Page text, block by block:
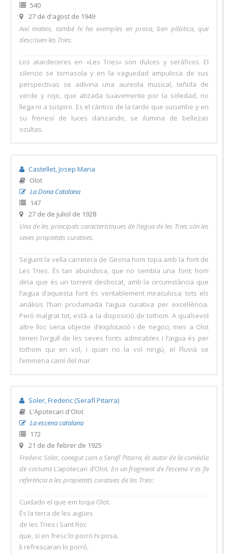
540
27 de d'agost de 1949
Així mateix, també hi ha exemples en prosa, ben plàstica, que
descriuen les Tries:
Los atardeceres en «Les Tries» son dulces y seráficos. El
silencio se tornasola y en la vaguedad ampulosa de sus
perspectivas se adivina una aureola musical, teñida de
verde y rojo, que atizada suavemente por la soledad, no
llega ni a suspiro. Es el cántico de la tarde que sucumbe y en
su frenesí de luces danzando, se ilumina de bellezas
ocultas.
Castellet, Josep Maria
Olot
La Dona Catalana
147
27 de de juliol de 1928
Una de les principals característiques de l’aigua de les Tries són les
seves propietats curatives.
Seguint la vella carretera de Girona hom topa amb la font de
Les Tries. És tan abundosa, que no sembla una font; hom
diria que és un torrent desbocat, amb la circumstància que
l’aigua d’aquesta font és veritablement miraculosa; tots els
anàlisis l’han proclamada l’aigua curativa per excel·lència.
Però malgrat tot, està a la disposició de tothom. A qualsevol
altre lloc seria objecte d’explotació i de negoci, mes a Olot
tenen l’orgull de les seves fonts admirables i l’aigua és per
tothom qui en vol, i quan no la vol ningú, el Fluvià se
l’emmena camí del mar.
Soler, Frederic (Serafí Pitarra)
L'Apotecari d'Olot
La escena catalana
172
21 de de febrer de 1925
Frederic Soler, conegut com a Serafí Pitarra, és autor de la comèdia
de costums L’apotecari d’Olot. En un fragment de l’escena V es fa
referència a les propietats curatives de les Tries:
Cuidado el que em toqui Olot.
És la terra de les aigües
de les Tries i Sant Roc
que, si en fresc lo porró hi posa,
li refrescaran lo porró,